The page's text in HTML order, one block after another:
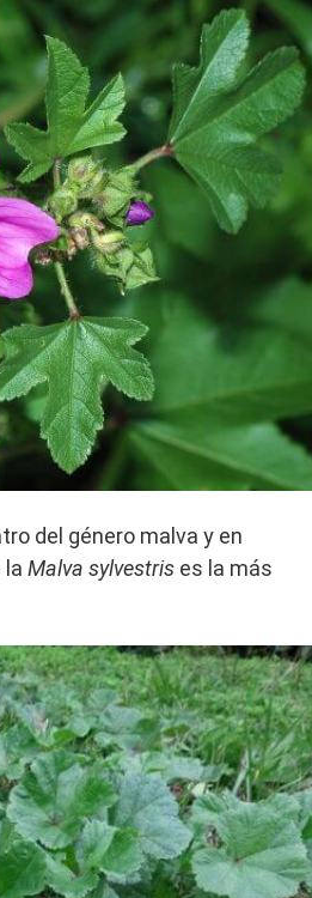
del género malva y en
la Malva sylvestris es la más